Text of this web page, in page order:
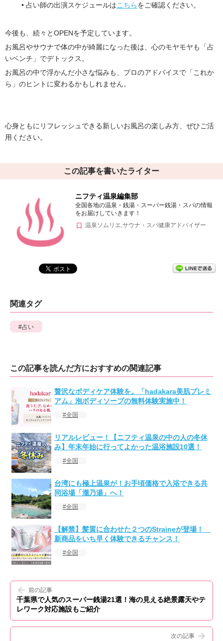
占い師の出演スケジュールはこちらをご確認ください。
今後も、続々とOPENを予定しています。
お風呂やサウナで体の中が綺麗になった後は、心のモヤモヤも「占
いベンチ」でデトックス。
お風呂の中で浮かんだ小さな悩みも、プロのアドバイスで「これか
ら」のヒントに変わるかもしれません。
心身ともにリフレッシュできる新しいお風呂の楽しみ方、ぜひご活
用ください。
この記事を書いたライター
ニフティ温泉編集部
全国各地の温泉・銭湯・スーパー銭湯・スパの情報
をお届けしていきます！
温泉ソムリエ,サウナ・スパ健康アドバイザー
関連タグ
占い
この記事を読んだ方におすすめの関連記事
贅沢なボディケア体験を。「hadakara美肌プレミ
アム」泡ボディソープの無料体験実施中！
全国
リアルレビュー！【ニフティ温泉の中の人の冬休
み】年末年始に行ってよかった温浴施設10選！
全国
台湾にも極上温泉が！お手頃価格で入浴できる共
同浴場「瀧乃湯」へ！
全国
【解禁】髪質に合わせた２つのStraineが登場！
新商品をいち早く体験できるチャンス！
全国
前の記事
千葉県で人気のスーパー銭湯21選！海の見える絶景露天やテ
レワーク対応施設もご紹介
次の記事